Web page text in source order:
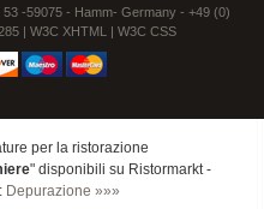
-59075 - Hamm- Germany - +49 (0)
| W3C XHTML | W3C CSS
per la ristorazione
" disponibili su Ristormarkt -
Depurazione »»»